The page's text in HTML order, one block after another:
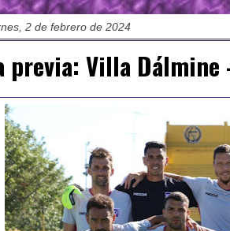
2 de febrero de 2024
previa: Villa Dálmine